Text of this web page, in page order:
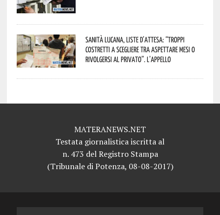
Sanità lucana, liste d’attesa: “Troppi
costretti a scegliere tra aspettare mesi o
rivolgersi al privato”. L’appello
MATERANEWS.NET
Testata giornalistica iscritta al
n. 473 del Registro Stampa
(Tribunale di Potenza, 08-08-2017)